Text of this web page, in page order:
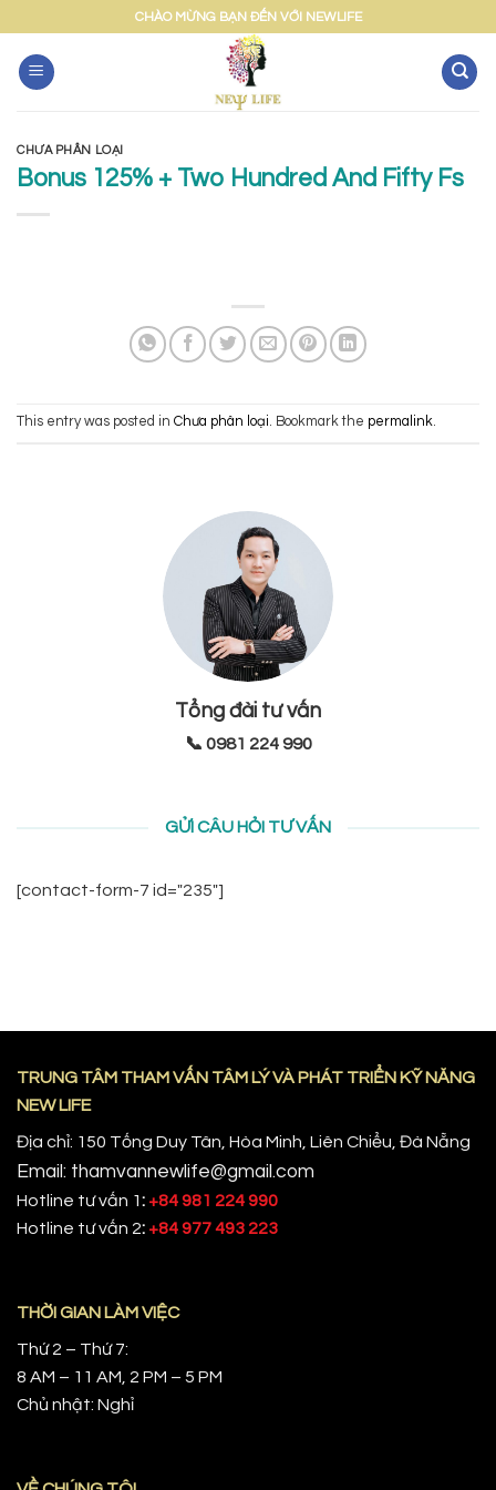
content
CHÀO MỪNG BẠN ĐẾN VỚI NEWLIFE
CHƯA PHÂN LOẠI
Bonus 125% + Two Hundred And Fifty Fs
This entry was posted in Chưa phân loại. Bookmark the permalink.
Tổng đài tư vấn
📞 0981 224 990
GỬI CÂU HỎI TƯ VẤN
[contact-form-7 id="235"]
TRUNG TÂM THAM VẤN TÂM LÝ VÀ PHÁT TRIỂN KỸ NĂNG
NEW LIFE
Địa chỉ: 150 Tống Duy Tân, Hòa Minh, Liên Chiểu, Đà Nẵng
Email: thamvannewlife@gmail.com
Hotline tư vấn 1: +84 981 224 990
Hotline tư vấn 2: +84 977 493 223
THỜI GIAN LÀM VIỆC
Thứ 2 – Thứ 7:
8 AM – 11 AM, 2 PM – 5 PM
Chủ nhật: Nghỉ